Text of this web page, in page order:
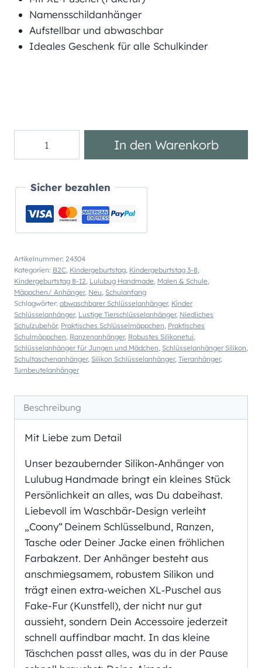
Namensschildanhänger
Aufstellbar und abwaschbar
Ideales Geschenk für alle Schulkinder
"Waschbär
Menge
In den Warenkorb
Sicher bezahlen
Artikelnummer: 24304
Kategorien: B2C, Kindergeburtstag, Kindergeburtstag 3-8,
Kindergeburtstag 8-12, Lulubug Handmade, Malen & Schule,
Mäppchen/ Anhänger, Neu, Schulanfang
Schlagwörter: abwaschbarer Schlüsselanhänger, Kinder
Schlüsselanhänger, Lustige Tierschlüsselanhänger, Niedliches
Schulzubehör, Praktisches Schlüsselmäppchen, Praktisches
Schulmäppchen, Ranzenanhänger, Robustes Silikonetui,
Schlüsselanhänger für Jungen und Mädchen, Schlüsselanhänger Silikon,
Schultaschenanhänger, Silikon Schlüsselanhänger, Tieranhänger,
Turnbeutelanhänger
Beschreibung
Mit Liebe zum Detail
Unser bezaubernder Silikon‑Anhänger von
Lulubug Handmade bringt ein kleines Stück
Persönlichkeit an alles, was Du dabeihast.
Liebevoll im Waschbär-Design verleiht
„Coony“ Deinem Schlüsselbund, Ranzen,
Tasche oder Deiner Jacke einen fröhlichen
Farbakzent. Der Anhänger besteht aus
anschmiegsamem, robustem Silikon und
trägt einen extra‑weichen XL‑Puschel aus
Fake-Fur (Kunstfell), der nicht nur gut
aussieht, sondern Dein Accessoire jederzeit
schnell auffindbar macht. In das kleine
Täschchen passt alles, was du in der Pause